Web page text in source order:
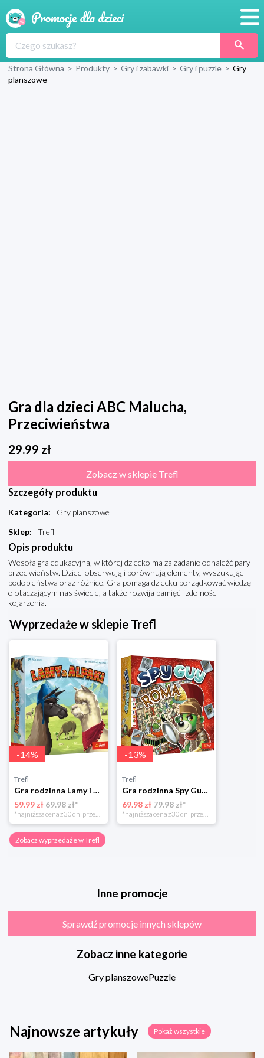
Produkty
Strona Główna > Produkty > Gry i zabawki > Gry i puzzle > Gry
planszowe
Gra dla dzieci ABC Malucha,
Przeciwieństwa
29.99 zł
Zobacz w sklepie Trefl
Szczegóły produktu
Kategoria:
Gry planszowe
Sklep: Trefl
Opis produktu
Wesoła gra edukacyjna, w której dziecko ma za zadanie odnaleźć pary
przeciwieństw. Dzieci obserwują i porównują elementy, wyszukując
podobieństwa oraz różnice. Gra pomaga dziecku porządkować wiedzę
o otaczającym nas świecie, a także rozwija pamięć i zdolności
kojarzenia.
Wyprzedaże w sklepie Trefl
-14%
Trefl
Gra rodzinna Lamy i Alpaki
59.99 zł69.98 zł*
*najniższa cena z 30 dni przed obniżką
-13%
Trefl
Gra rodzinna Spy Guy Rzym
69.98 zł 79.98 zł*
*najniższa cena z 30 dni przed obniżką
Zobacz wyprzedaże w Trefl
Inne promocje
Sprawdź promocje innych sklepów
Zobacz inne kategorie
Gry planszowePuzzle
Najnowsze artykuły Pokaż wszystkie